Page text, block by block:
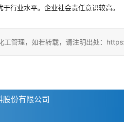
行业水平。企业社会责任意识较高。
工管理，如若转载，请注明出处：
份有限公司